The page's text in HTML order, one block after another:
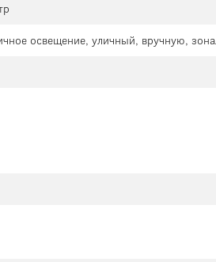
освещение, уличный, вручную,